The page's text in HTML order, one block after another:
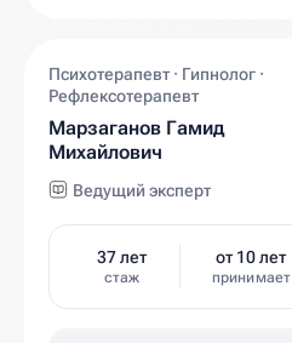
Психотерапевт · Гипнолог ·
Рефлексотерапевт
Марзаганов Гамид
Михайлович
Ведущий эксперт
37 лет
стаж
от 10 лет
принимает